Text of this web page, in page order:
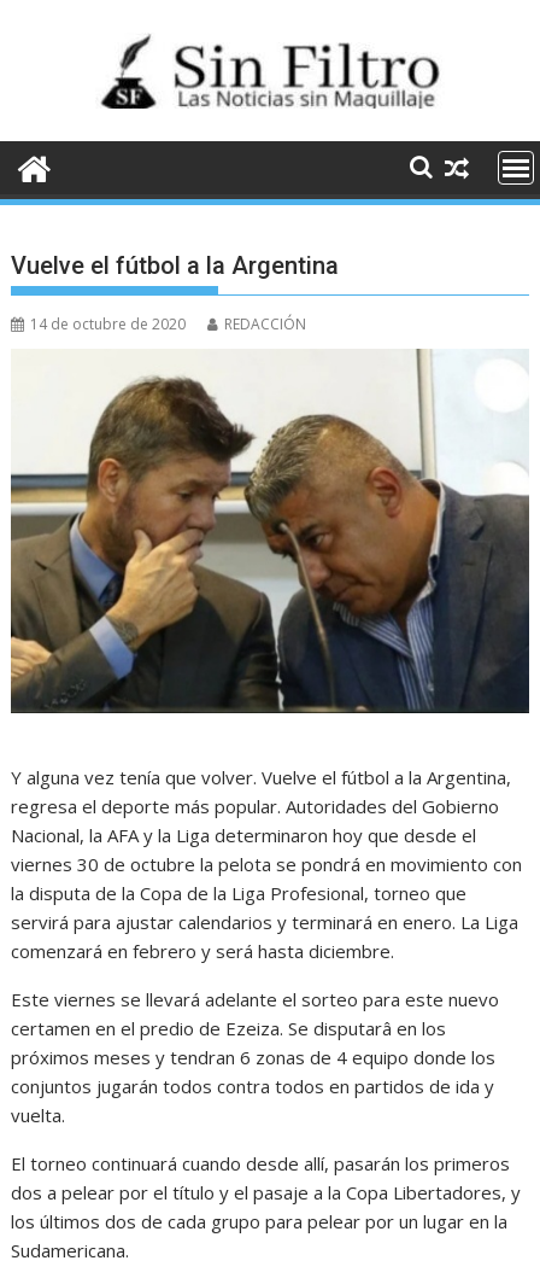
Vuelve el fútbol a la Argentina
14 de octubre de 2020 REDACCIÓN
Y alguna vez tenía que volver. Vuelve el fútbol a la Argentina,
regresa el deporte más popular. Autoridades del Gobierno
Nacional, la AFA y la Liga determinaron hoy que desde el
viernes 30 de octubre la pelota se pondrá en movimiento con
la disputa de la Copa de la Liga Profesional, torneo que
servirá para ajustar calendarios y terminará en enero. La Liga
comenzará en febrero y será hasta diciembre.
Este viernes se llevará adelante el sorteo para este nuevo
certamen en el predio de Ezeiza. Se disputarâ en los
próximos meses y tendran 6 zonas de 4 equipo donde los
conjuntos jugarán todos contra todos en partidos de ida y
vuelta.
El torneo continuará cuando desde allí, pasarán los primeros
dos a pelear por el título y el pasaje a la Copa Libertadores, y
los últimos dos de cada grupo para pelear por un lugar en la
Sudamericana.